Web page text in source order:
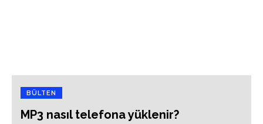
BÜLTEN
MP3 nasıl telefona yüklenir?